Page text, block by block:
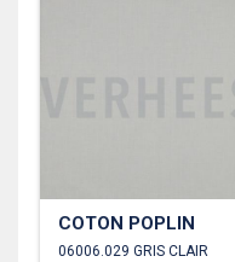
COTON POPLIN
06006.029 GRIS CLAIR